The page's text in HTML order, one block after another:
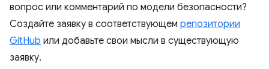
вопрос или комментарий по модели безопасности?
Создайте заявку в соответствующем репозитории
GitHub или добавьте свои мысли в существующую
заявку.